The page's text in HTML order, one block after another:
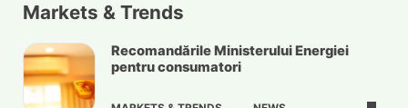
Markets & Trends
Recomandările Ministerului Energiei
pentru consumatori